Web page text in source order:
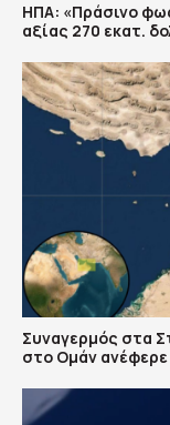
ΗΠΑ: «Πράσινο
αξίας 270 εκατ.
Συναγερμός στα
στο Ομάν